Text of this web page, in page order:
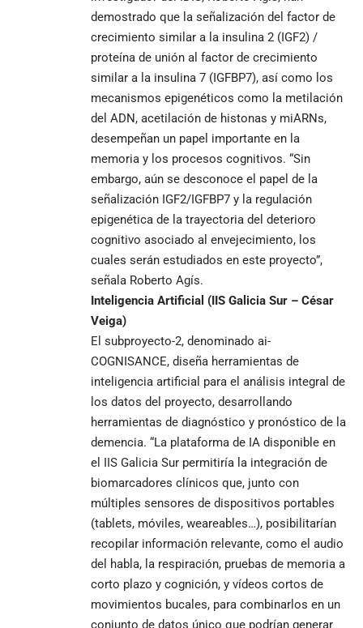
demostrado que la señalización del factor de
crecimiento similar a la insulina 2 (IGF2) /
proteína de unión al factor de crecimiento
similar a la insulina 7 (IGFBP7), así como los
mecanismos epigenéticos como la metilación
del ADN, acetilación de histonas y miARNs,
desempeñan un papel importante en la
memoria y los procesos cognitivos. “Sin
embargo, aún se desconoce el papel de la
señalización IGF2/IGFBP7 y la regulación
epigenética de la trayectoria del deterioro
cognitivo asociado al envejecimiento, los
cuales serán estudiados en este proyecto”,
señala Roberto Agís.
Inteligencia Artificial (IIS Galicia Sur – César
Veiga)
El subproyecto-2, denominado ai-
COGNISANCE, diseña herramientas de
inteligencia artificial para el análisis integral de
los datos del proyecto, desarrollando
herramientas de diagnóstico y pronóstico de la
demencia. “La plataforma de IA disponible en
el IIS Galicia Sur permitiría la integración de
biomarcadores clínicos que, junto con
múltiples sensores de dispositivos portables
(tablets, móviles, weareables…), posibilitarían
recopilar información relevante, como el audio
del habla, la respiración, pruebas de memoria a
corto plazo y cognición, y vídeos cortos de
movimientos bucales, para combinarlos en un
conjunto de datos único que podrían generar